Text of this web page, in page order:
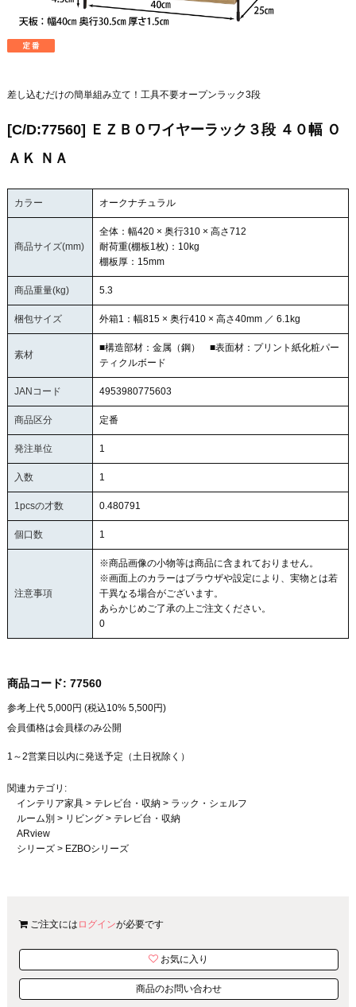
差し込むだけの簡単組み立て！工具不要オープンラック3段
[C/D:77560] ＥＺＢＯワイヤーラック３段 ４０幅 Ｏ
ＡＫ ＮＡ
カラー オークナチュラル
商品サイズ(mm)
全体：幅420 × 奥行310 × 高さ712
耐荷重(棚板1枚)：10kg
棚板厚：15mm
商品重量(kg) 5.3
梱包サイズ 外箱1：幅815 × 奥行410 × 高さ40mm ／ 6.1kg
素材
■構造部材：金属（鋼） ■表面材：プリント紙化粧パー
ティクルボード
JANコード 4953980775603
商品区分 定番
発注単位 1
入数 1
1pcsの才数 0.480791
個口数 1
注意事項
※商品画像の小物等は商品に含まれておりません。
※画面上のカラーはブラウザや設定により、実物とは若
干異なる場合がございます。
あらかじめご了承の上ご注文ください。
0
商品コード: 77560
参考上代 5,000円 (税込10% 5,500円)
会員価格は会員様のみ公開
1～2営業日以内に発送予定（土日祝除く）
関連カテゴリ:
インテリア家具> テレビ台・収納> ラック・シェルフ
ルーム別 > リビング> テレビ台・収納
ARview
シリーズ> EZBOシリーズ
ご注文には ログインが必要です
お気に入り
商品のお問い合わせ